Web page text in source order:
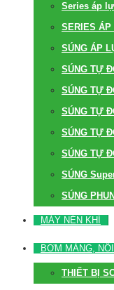
Series áp
SERIES ÁP
SÚNG ÁP
SÚNG TỰ
SÚNG TỰ
SÚNG TỰ
SÚNG TỰ
SÚNG TỰ
SÚNG
SÚNG
MÁY NÉN KHÍ
BƠM MÀNG,
THIẾT BỊ